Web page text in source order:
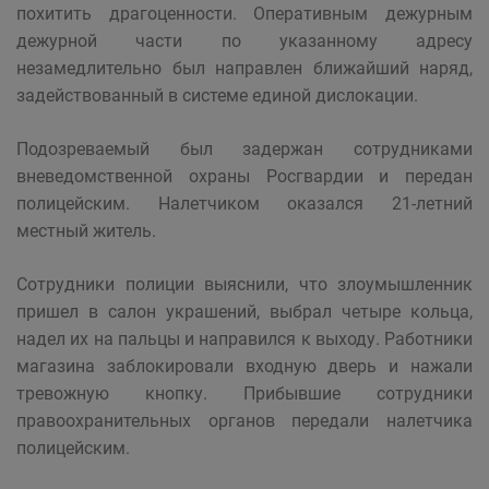
похитить драгоценности. Оперативным дежурным
дежурной части по указанному адресу
незамедлительно был направлен ближайший наряд,
задействованный в системе единой дислокации.
Подозреваемый был задержан сотрудниками
вневедомственной охраны Росгвардии и передан
полицейским. Налетчиком оказался 21-летний
местный житель.
Сотрудники полиции выяснили, что злоумышленник
пришел в салон украшений, выбрал четыре кольца,
надел их на пальцы и направился к выходу. Работники
магазина заблокировали входную дверь и нажали
тревожную кнопку. Прибывшие сотрудники
правоохранительных органов передали налетчика
полицейским.